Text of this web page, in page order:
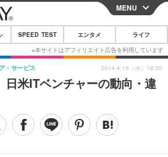
CLOSE
スマートフォン
その他
映画・ドラマ
MENU
SPEED TEST エンタメ ライフ
日米ITベンチャーの動向・違
・サービス 2014.4.16（水）18:30